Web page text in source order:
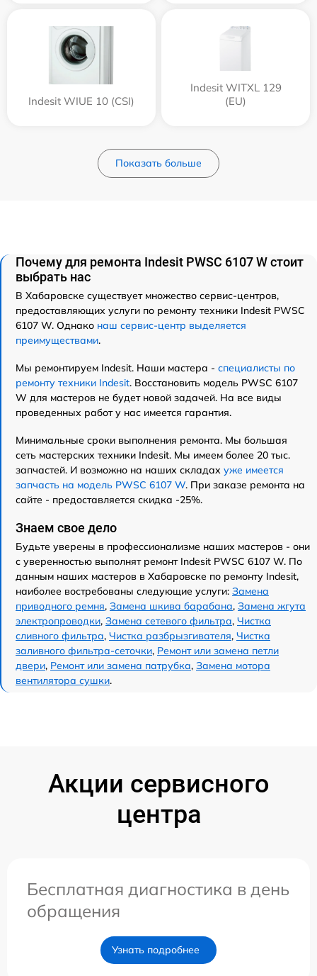
Indesit WIUE 10 (CSI)
Indesit WITXL 129
(EU)
Показать больше
Почему для ремонта Indesit PWSC 6107 W стоит
выбрать нас
В Хабаровске существует множество сервис-центров,
предоставляющих услуги по ремонту техники Indesit PWSC
6107 W. Однако наш сервис-центр выделяется
преимуществами.
Мы ремонтируем Indesit. Наши мастера - специалисты по
ремонту техники Indesit. Восстановить модель PWSC 6107
W для мастеров не будет новой задачей. На все виды
проведенных работ у нас имеется гарантия.
Минимальные сроки выполнения ремонта. Мы большая
сеть мастерских техники Indesit. Мы имеем более 20 тыс.
запчастей. И возможно на наших складах уже имеется
запчасть на модель PWSC 6107 W. При заказе ремонта на
сайте - предоставляется скидка -25%.
Знаем свое дело
Будьте уверены в профессионализме наших мастеров - они
с уверенностью выполнят ремонт Indesit PWSC 6107 W. По
данным наших мастеров в Хабаровске по ремонту Indesit,
наиболее востребованы следующие услуги: Замена
приводного ремня, Замена шкива барабана, Замена жгута
электропроводки, Замена сетевого фильтра, Чистка
сливного фильтра, Чистка разбрызгивателя, Чистка
заливного фильтра-сеточки, Ремонт или замена петли
двери, Ремонт или замена патрубка, Замена мотора
вентилятора сушки.
Акции сервисного
центра
Бесплатная диагностика в день
обращения
Узнать подробнее